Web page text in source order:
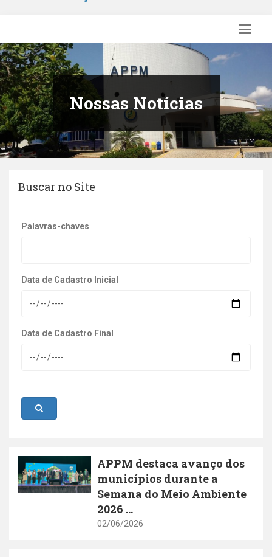
Nossas Notícias
Buscar no Site
Palavras-chaves
Data de Cadastro Inicial
Data de Cadastro Final
APPM destaca avanço dos
municípios durante a
Semana do Meio Ambiente
2026 ...
02/06/2026